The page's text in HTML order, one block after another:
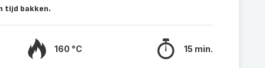
tijd bakken.
160 °C 15 min.